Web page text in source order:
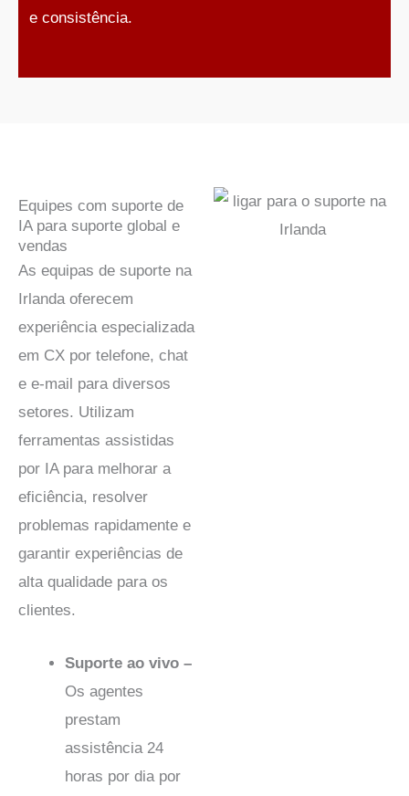
e consistência.
Equipes com suporte de
IA para suporte global e
vendas
As equipas de suporte na
Irlanda oferecem
experiência especializada
em CX por telefone, chat
e e-mail para diversos
setores. Utilizam
ferramentas assistidas
por IA para melhorar a
eficiência, resolver
problemas rapidamente e
garantir experiências de
alta qualidade para os
clientes.
Suporte ao vivo –
Os agentes
prestam
assistência 24
horas por dia por